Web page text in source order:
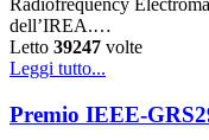
Radiofrequency
dell’IREA.…
Letto 39247 volte
Leggi tutto...
Premio IEEE-